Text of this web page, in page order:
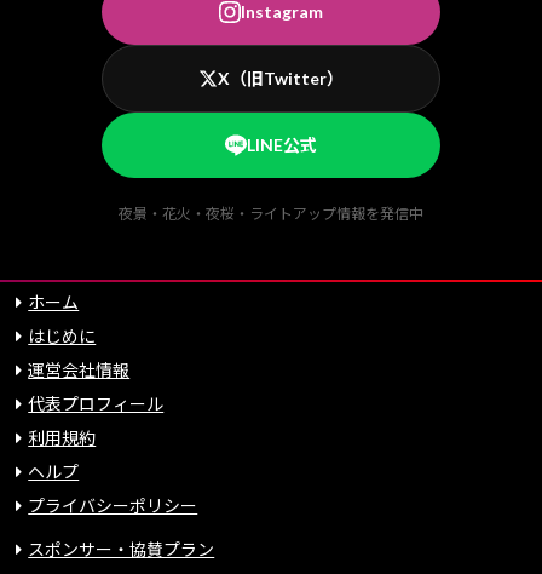
Instagram
X（旧Twitter）
LINE公式
夜景・花火・夜桜・ライトアップ情報を発信中
ホーム
はじめに
運営会社情報
代表プロフィール
利用規約
ヘルプ
プライバシーポリシー
スポンサー・協賛プラン